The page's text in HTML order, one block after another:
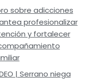
sobre adicciones
profesionalizar
y fortalecer
| Serrano niega